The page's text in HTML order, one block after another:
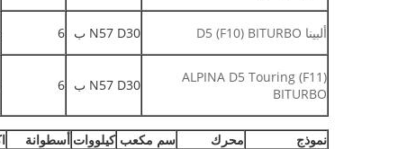
ألبينا D5 (F10) BITURBO N57 D30 ب 6
ALPINA D5 Touring (F11)
BITURBO
N57 D30 ب 6
نموذج محرك سم مكعب كيلووات أسطوانة